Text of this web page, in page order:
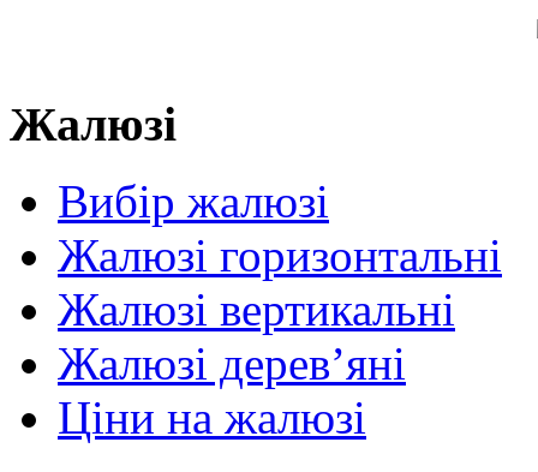
Жалюзі
Вибір жалюзі
Жалюзі горизонтальні
Жалюзі вертикальні
Жалюзі дерев’яні
Ціни на жалюзі